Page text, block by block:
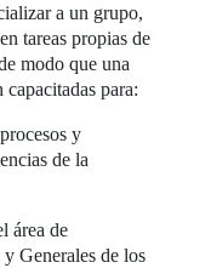
a un grupo,
tareas propias de
modo que una
para:
y
de la
área de
Generales de los